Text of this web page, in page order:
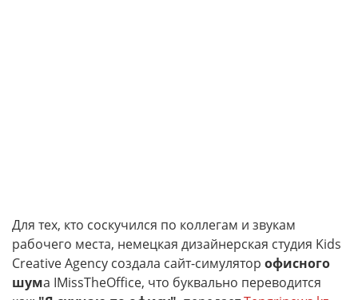
Для тех, кто соскучился по коллегам и звукам
рабочего места, немецкая дизайнерская студия Kids
Creative Agency создала сайт-симулятор офисного
шума IMissTheOffice, что буквально переводится